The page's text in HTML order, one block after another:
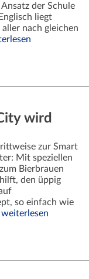
der Schule
liegt
nach gleichen
wird
zur Smart
Mit speziellen
Bierbrauen
den üppig
so einfach wie
weiterlesen